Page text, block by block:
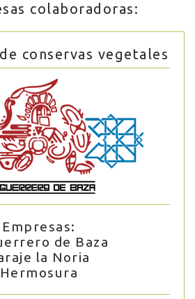
colaboradoras:
conservas vegetales
Empresas:
de Baza
la Noria
Hermosura